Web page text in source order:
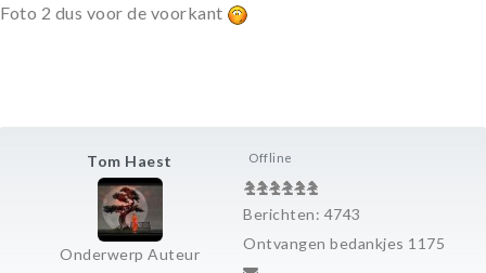
Tom Haest
Onderwerp Auteur
Offline
Berichten: 4743
Ontvangen bedankjes 1175
Foto 2 dus voor de voorkant